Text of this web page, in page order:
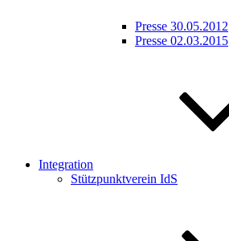
Presse 30.05.2012
Presse 02.03.2015
Integration
Stützpunktverein IdS